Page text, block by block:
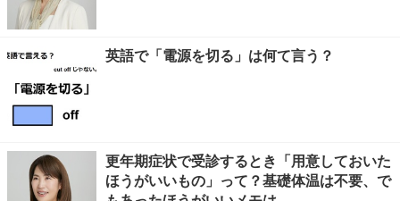
英語で「電源を切る」は何て言う？
更年期症状で受診するとき「用意しておいた
ほうがいいもの」って？基礎体温は不要、で